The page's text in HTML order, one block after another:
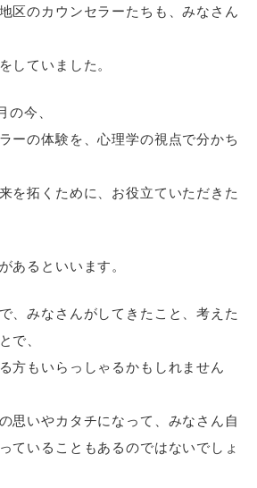
区のカウンセラーたちも、みなさん
していました。
の今、
ーの体験を、心理学の視点で分かち
を拓くために、お役立ていただきた
あるといいます。
、みなさんがしてきたこと、考えた
で、
方もいらっしゃるかもしれません
思いやカタチになって、みなさん自
ていることもあるのではないでしょ